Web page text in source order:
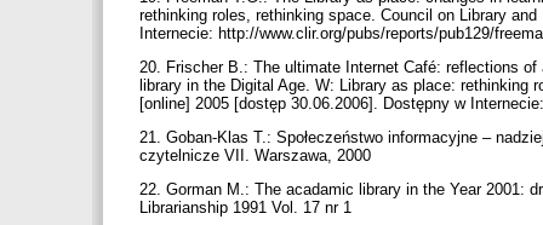
rethinking roles, rethinking space. Council on Library
Internecie: http://www.clir.org/pubs/reports/pub129/
20. Frischer B.: The ultimate Internet Café: reflections
library in the Digital Age. W: Library as place: rethinking
[online] 2005 [dostęp 30.06.2006]. Dostępny w
21. Goban-Klas T.: Społeczeństwo informacyjne –
czytelnicze VII. Warszawa, 2000
22. Gorman M.: The acadamic library in the Year 2001:
Librarianship 1991 Vol. 17 nr 1